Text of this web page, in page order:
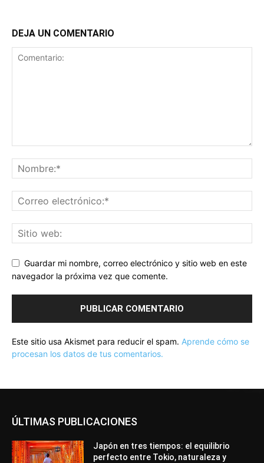
DEJA UN COMENTARIO
Guardar mi nombre, correo electrónico y sitio web en este
navegador la próxima vez que comente.
Este sitio usa Akismet para reducir el spam. Aprende cómo se
procesan los datos de tus comentarios.
ÚLTIMAS PUBLICACIONES
Japón en tres tiempos: el equilibrio
perfecto entre Tokio, naturaleza y